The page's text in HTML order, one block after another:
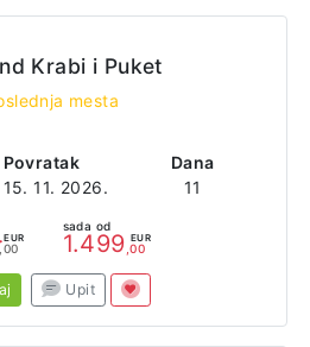
Povratak
15. 11. 2026.
Dana
11
Krabi i Puket
mesta
EUR
,00
sada od
1.499 EUR
,00
Upit